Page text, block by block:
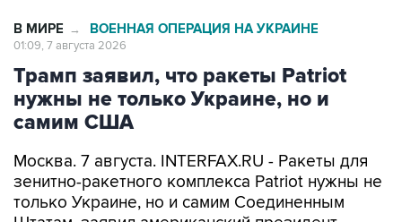
Трамп заявил, что ракеты Patriot
нужны не только Украине, но и
самим США
Москва. 7 августа. INTERFAX.RU - Ракеты для
только Украине, но и самим Соединенным
Штатам, заявил американский президент
Дональд Трамп.